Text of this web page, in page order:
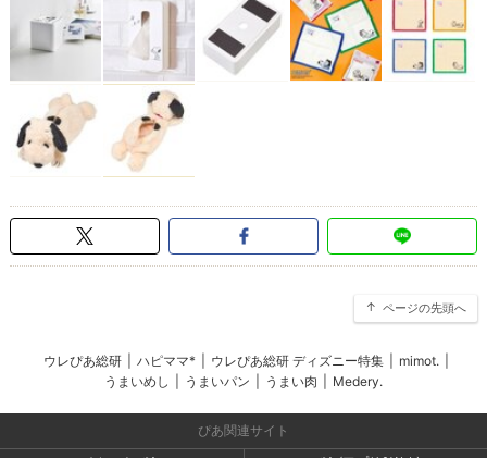
ページの先頭へ
ウレぴあ総研 ハピママ* ウレぴあ総研 ディズニー特集 mimot.
うまいめし
うまいパン うまい肉 Medery.
ぴあ関連サイト